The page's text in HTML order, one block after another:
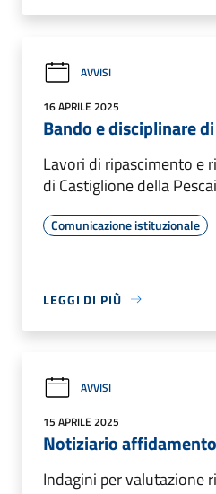
AVVISI
16 APRILE 2025
Bando e disciplinare
Lavori di ripascimento e
di Castiglione della
Comunicazione istituzionale
LEGGI DI PIÙ
AVVISI
15 APRILE 2025
Notiziario
Indagini per valutazione